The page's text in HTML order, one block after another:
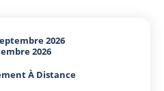
2026
2026
À Distance